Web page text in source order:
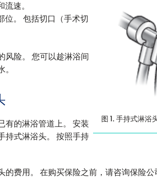
图 1. 手持式淋浴
速。
位。 包括切口（手术切
风险。 您可以趁淋浴间
有的淋浴管道上。 安装
持式淋浴头。 按照手持
的费用。 在购买保险之前，请咨询保险